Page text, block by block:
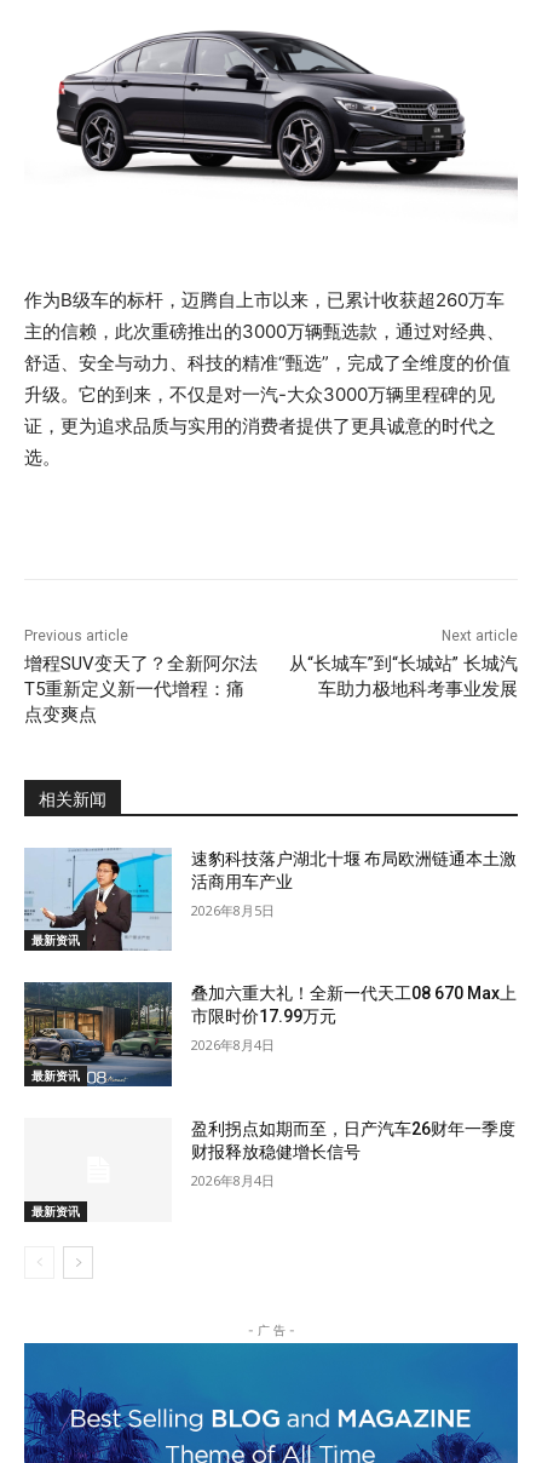
作为B级车的标杆，迈腾自上市以来，已累计收获超260万车
主的信赖，此次重磅推出的3000万辆甄选款，通过对经典、
舒适、安全与动力、科技的精准“甄选”，完成了全维度的价值
升级。它的到来，不仅是对一汽-大众3000万辆里程碑的见
证，更为追求品质与实用的消费者提供了更具诚意的时代之
选。
Previous article
增程SUV变天了？全新阿尔法
T5重新定义新一代增程：痛
点变爽点
Next article
从“长城车”到“长城站” 长城汽
车助力极地科考事业发展
相关新闻
最新资讯
速豹科技落户湖北十堰 布局欧洲链通本土激
活商用车产业
2026年8月5日
最新资讯
叠加六重大礼！全新一代天工08 670 Max上
市限时价17.99万元
2026年8月4日
最新资讯
盈利拐点如期而至，日产汽车26财年一季度
财报释放稳健增长信号
2026年8月4日
- 广 告 -